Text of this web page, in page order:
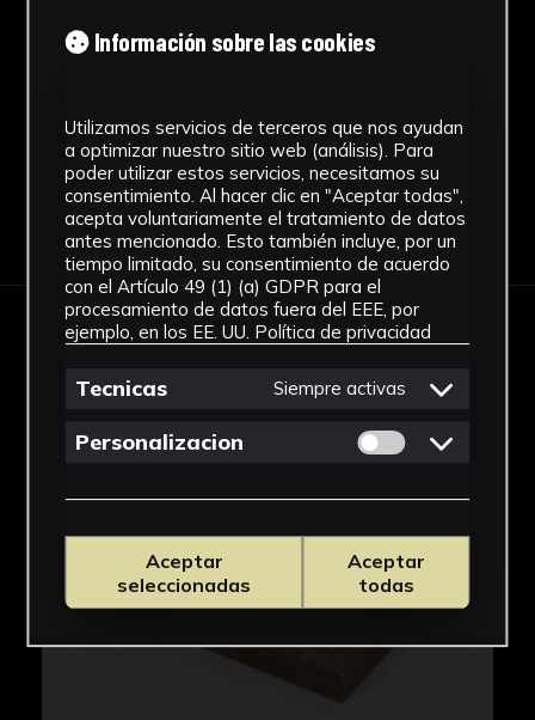
10,2 x 7 x 9,5 cm.
Descargar Ficha
IMÁGENES
Información sobre las cookies
Utilizamos servicios de terceros que nos ayudan
a optimizar nuestro sitio web (análisis). Para
poder utilizar estos servicios, necesitamos su
consentimiento. Al hacer clic en "Aceptar todas",
acepta voluntariamente el tratamiento de datos
antes mencionado. Esto también incluye, por un
tiempo limitado, su consentimiento de acuerdo
con el Artículo 49 (1) (a) GDPR para el
procesamiento de datos fuera del EEE, por
ejemplo, en los EE. UU. Política de privacidad
Tecnicas Siempre activas
Personalizacion Permitir cookies
Aceptar
seleccionadas
Aceptar
todas